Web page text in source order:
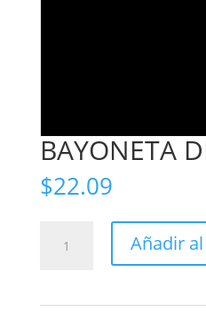
BAYONETA
$22.09
Añadir